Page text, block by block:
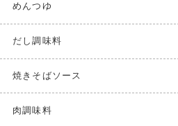
めんつゆ
だし調味料
焼きそばソース
肉調味料